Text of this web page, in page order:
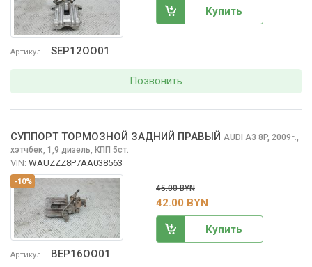
Артикул SEP12OO01
Купить
Позвонить
-10%
Артикул BEP16OO01
СУППОРТ ТОРМОЗНОЙ ЗАДНИЙ ПРАВЫЙ AUDI A3 8P, 2009г.
хэтчбек, 1,9 дизель, КПП 5ст.
VIN: WAUZZZ8P7AA038563
45.00 BYN
42.00 BYN
Купить